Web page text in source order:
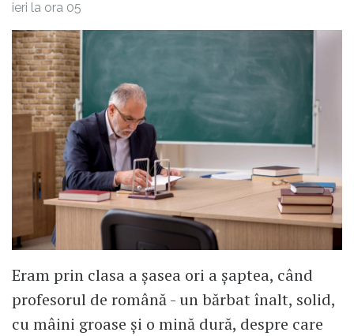
ieri la ora 05
Eram prin clasa a șasea ori a șaptea, când
profesorul de română - un bărbat înalt, solid,
cu mâini groase și o mină dură, despre care